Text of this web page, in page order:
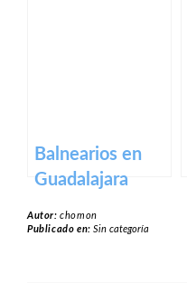
Balnearios en
Guadalajara
Autor:chomon
Publicado en:Sin categoría